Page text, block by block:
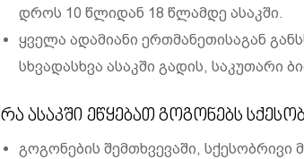
დროს 10 წლიდან 18 წლამდე ასაკში.
ყველა ადამიანი ერთმანეთისაგან
სხვადასხვა ასაკში გადის, საკუთარი
რა ასაკში ეწყებათ გოგონებს
გოგონების შემთხვევაში,